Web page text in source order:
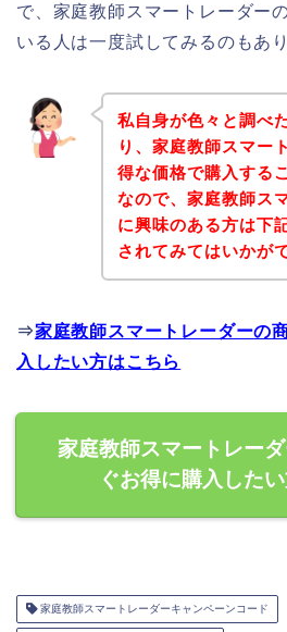
で、家庭教師スマートレーダー
いる人は一度試してみるのもあ
私自身が色々と調べ
り、家庭教師スマー
得な価格で購入する
なので、家庭教師ス
に興味のある方は下
されてみてはいかが
⇒家庭教師スマートレーダーの
入したい方はこちら
家庭教師スマートレー
ぐお得に購入した
家庭教師スマートレーダーキャンペーンコード